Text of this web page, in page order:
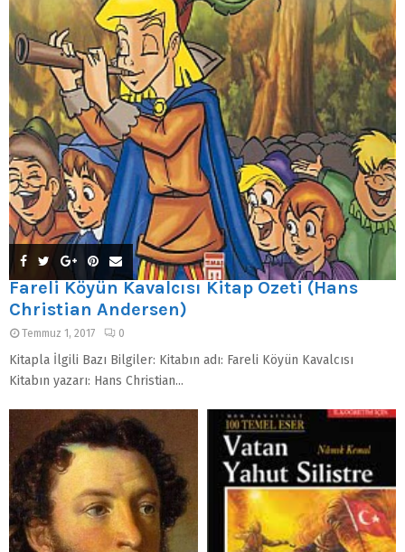
Fareli Köyün Kavalcısı Kitap Özeti (Hans
Christian Andersen)
Temmuz 1, 2017 0
Kitapla İlgili Bazı Bilgiler: Kitabın adı: Fareli Köyün Kavalcısı
Kitabın yazarı: Hans Christian...